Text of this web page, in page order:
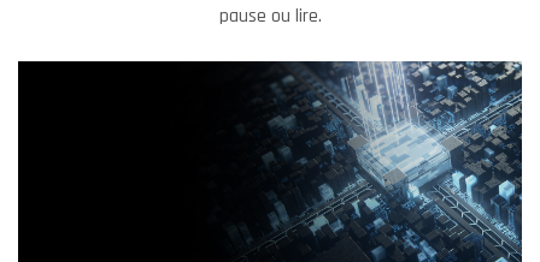
pause ou lire.